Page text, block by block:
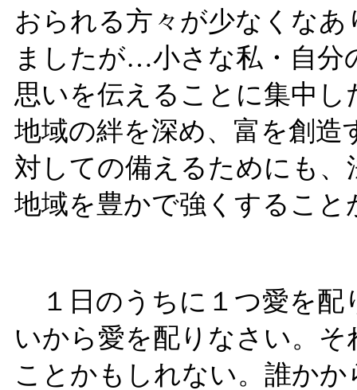
おられる方々が少なくな
ましたが…小さな私・自分
思いを伝えることに集中
地域の絆を深め、富を創
対しての備えるためにも
地域を豊かで強くすること
１日のうちに１つ愛を配
いから愛を配りなさい。
ことかもしれない。誰か